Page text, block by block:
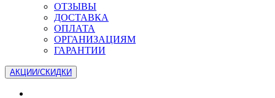
ОТЗЫВЫ
ДОСТАВКА
ОПЛАТА
ОРГАНИЗАЦИЯМ
ГАРАНТИИ
АКЦИИ/СКИДКИ